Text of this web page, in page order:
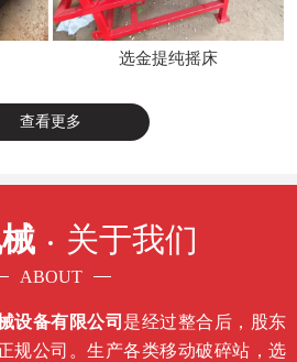
选金提纯摇床
查看更多
关于我们
ABOUT
设备有限公司 是经过整合后，股东
规公司。生产各类移动破碎站，选